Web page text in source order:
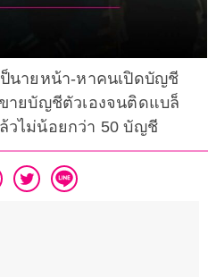
นายหน้า-หาคนเปิดบัญชี
ายบัญชีตัวเองจนติดแบล็
ไม่น้อยกว่า 50 บัญชี